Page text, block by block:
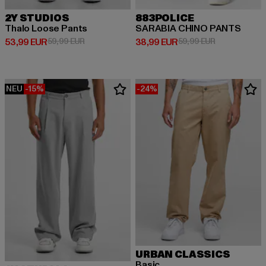
2Y STUDIOS
Thalo Loose Pants
53,99 EUR
Derzeitiger Preis: 53,99 EUR
59,99 EURAktionspreis: 59,99 EUR
883POLICE
SARABIA CHINO PANTS
38,99 EUR
Derzeitiger Preis: 38,99 EUR
59,99 EURAktionspreis:
NEU -15% -24%
URBAN CLASSICS